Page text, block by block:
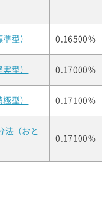
型） 0.16500%
型） 0.17000%
型） 0.17100%
法（おと
0.17100%